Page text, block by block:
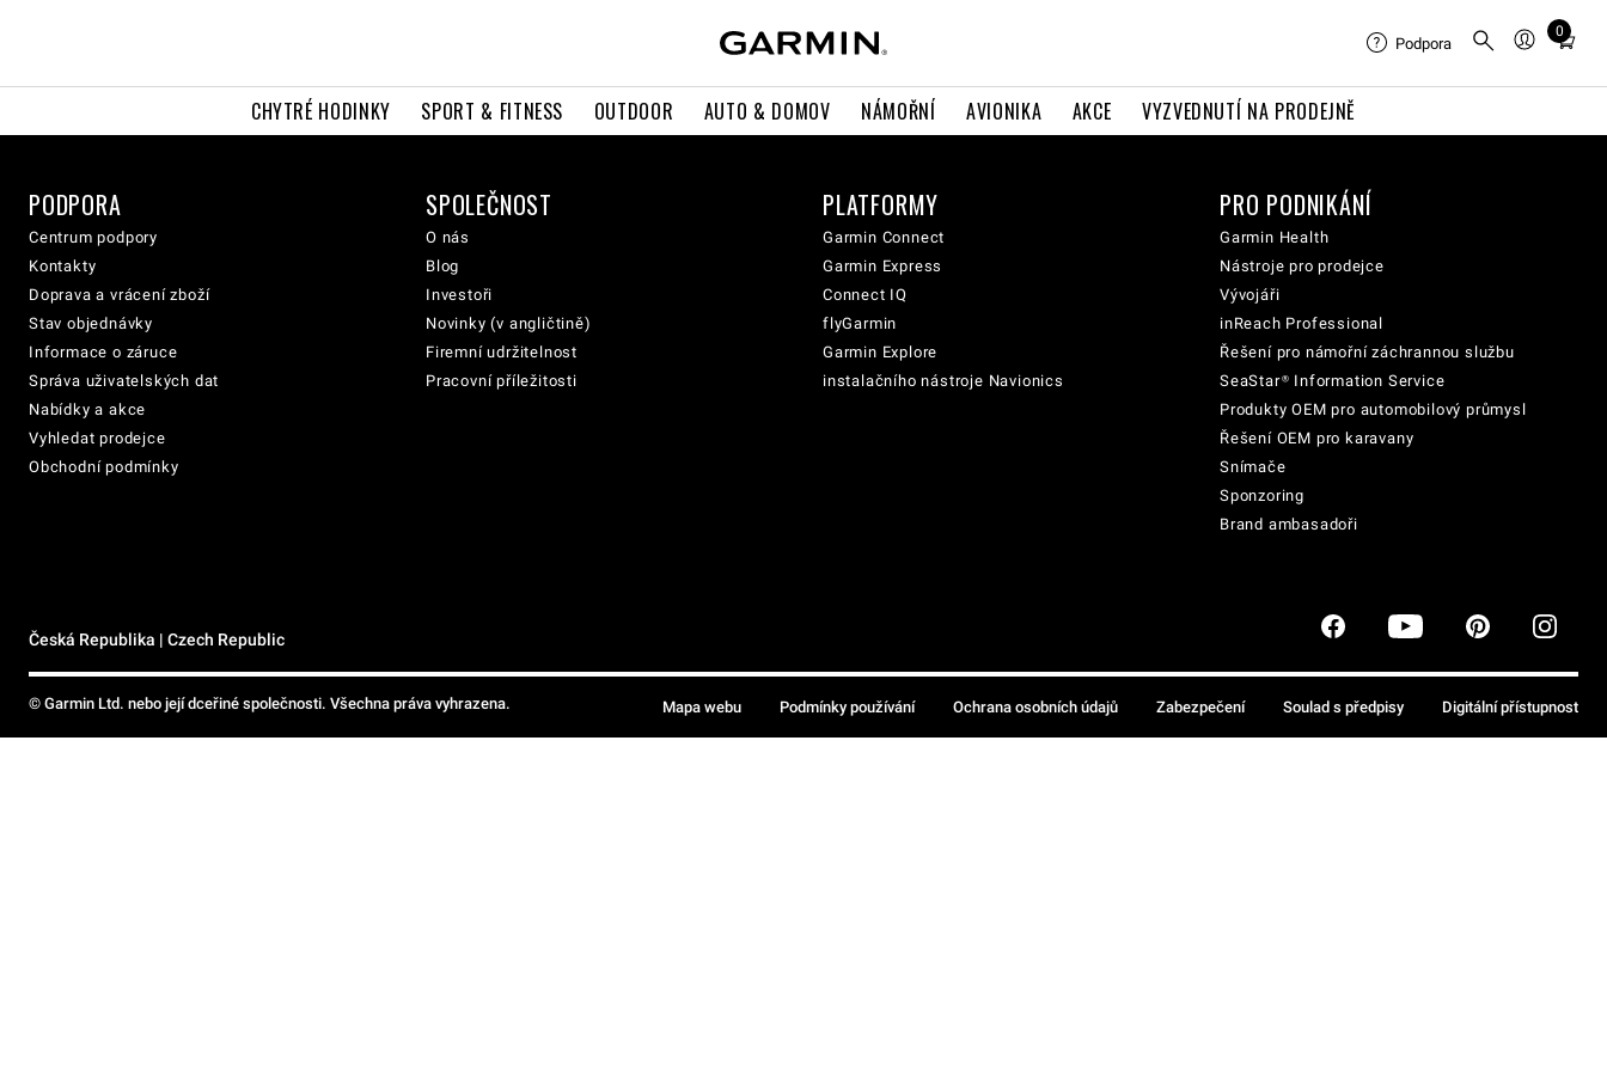
CHYTRÉ HODINKY SPORT & FITNESS OUTDOOR AUTO & DOMOV NÁMOŘNÍ AVIONIKA AKCE VYZVEDNUTÍ NA PRODEJNĚ
Podpora
0
Total
cart:
PODPORA
Centrum podpory
Kontakty
Doprava a vrácení zboží
Stav objednávky
Informace o záruce
Správa uživatelských dat
Nabídky a akce
Vyhledat prodejce
Obchodní podmínky
SPOLEČNOST
O nás
Blog
Investoři
Novinky (v angličtině)
Firemní udržitelnost
Pracovní příležitosti
PLATFORMY
Garmin Connect
Garmin Express
Connect IQ
flyGarmin
Garmin Explore
instalačního nástroje Navionics
PRO PODNIKÁNÍ
Garmin Health
Nástroje pro prodejce
Vývojáři
inReach Professional
Řešení pro námořní záchrannou službu
SeaStar® Information Service
Produkty OEM pro automobilový průmysl
Řešení OEM pro karavany
Snímače
Sponzoring
Brand ambasadoři
Česká Republika | Czech Republic
© Garmin Ltd. nebo její dceřiné společnosti. Všechna práva vyhrazena. Mapa webu Podmínky používání Ochrana osobních údajů Zabezpečení Soulad s předpisy Digitální přístupnost